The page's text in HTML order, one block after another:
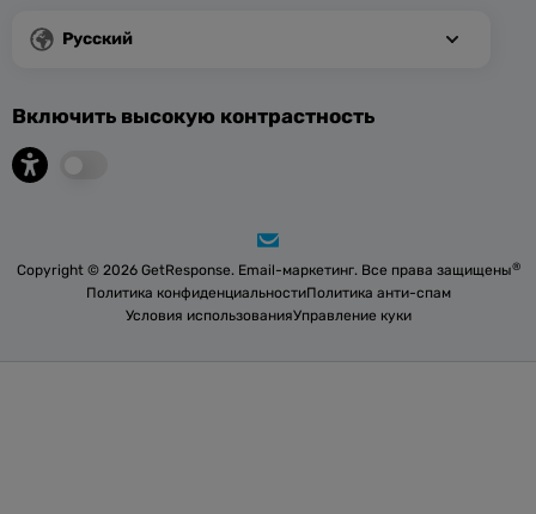
Русский
Включить высокую контрастность
Copyright © 2026 GetResponse. Email-маркетинг. Все права защищены®
Политика конфиденциальностиПолитика анти-спам
Условия использованияУправление куки